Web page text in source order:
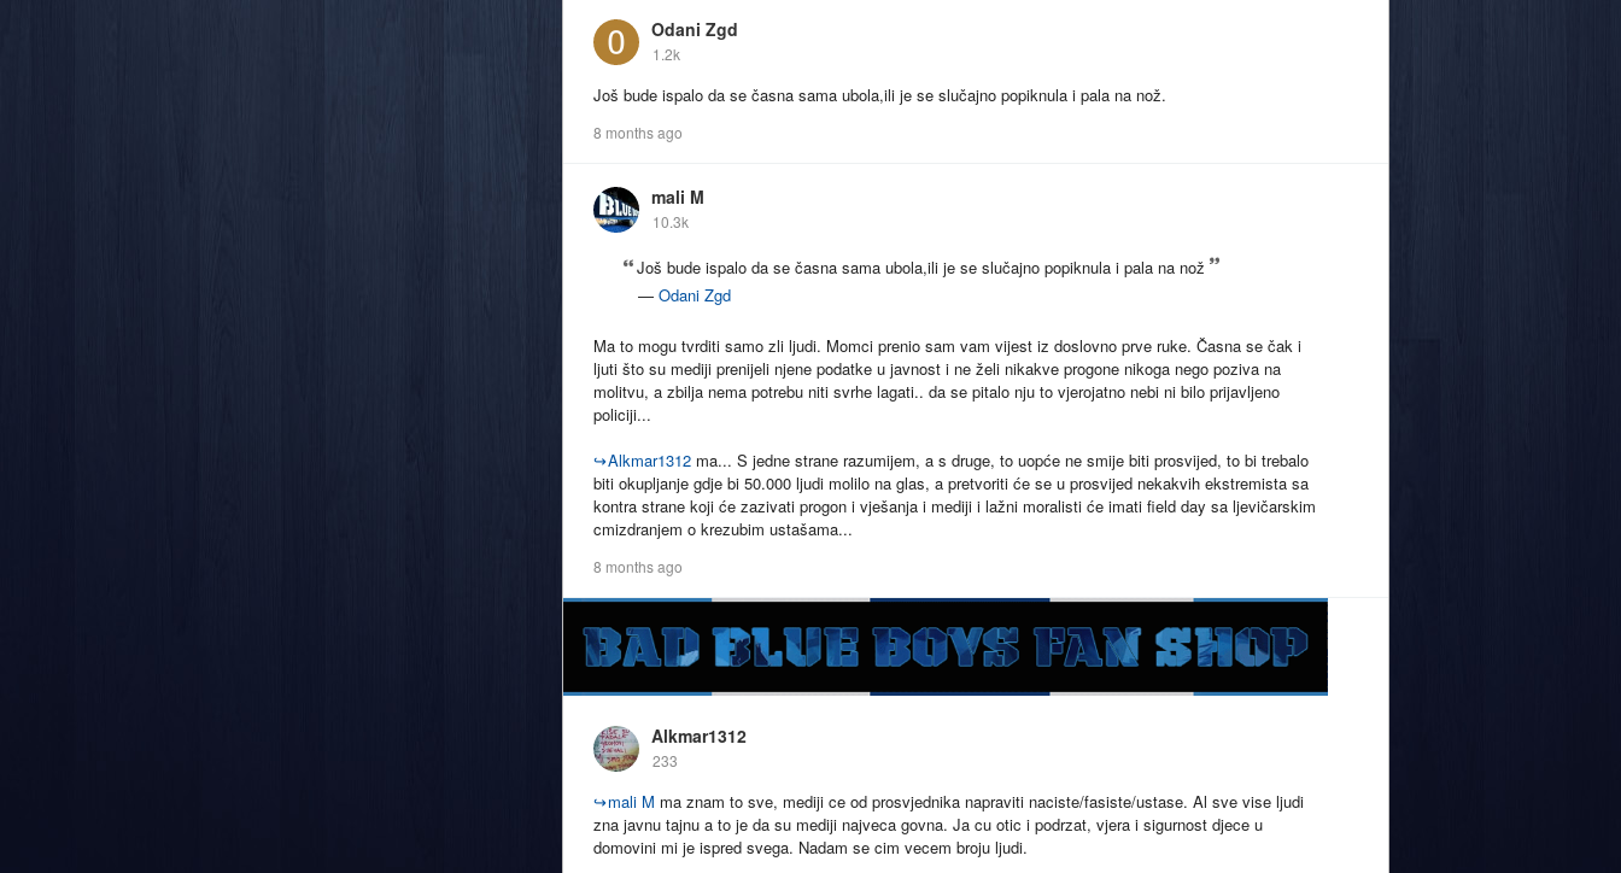
Odani Zgd
1.2k
Još bude ispalo da se časna sama ubola,ili je se slučajno popiknula i pala na nož.
8 months ago
mali M
10.3k
Još bude ispalo da se časna sama ubola,ili je se slučajno popiknula i pala na nož
— Odani Zgd
Ma to mogu tvrditi samo zli ljudi. Momci prenio sam vam vijest iz doslovno prve ruke. Časna se čak i
ljuti što su mediji prenijeli njene podatke u javnost i ne želi nikakve progone nikoga nego poziva na
molitvu, a zbilja nema potrebu niti svrhe lagati.. da se pitalo nju to vjerojatno nebi ni bilo prijavljeno
policiji...
↪Alkmar1312 ma... S jedne strane razumijem, a s druge, to uopće ne smije biti prosvijed, to bi trebalo
biti okupljanje gdje bi 50.000 ljudi molilo na glas, a pretvoriti će se u prosvijed nekakvih ekstremista sa
kontra strane koji će zazivati progon i vješanja i mediji i lažni moralisti će imati field day sa ljevičarskim
cmizdranjem o krezubim ustašama...
8 months ago
Alkmar1312
233
↪mali M ma znam to sve, mediji ce od prosvjednika napraviti naciste/fasiste/ustase. Al sve vise ljudi
zna javnu tajnu a to je da su mediji najveca govna. Ja cu otic i podrzat, vjera i sigurnost djece u
domovini mi je ispred svega. Nadam se cim vecem broju ljudi.